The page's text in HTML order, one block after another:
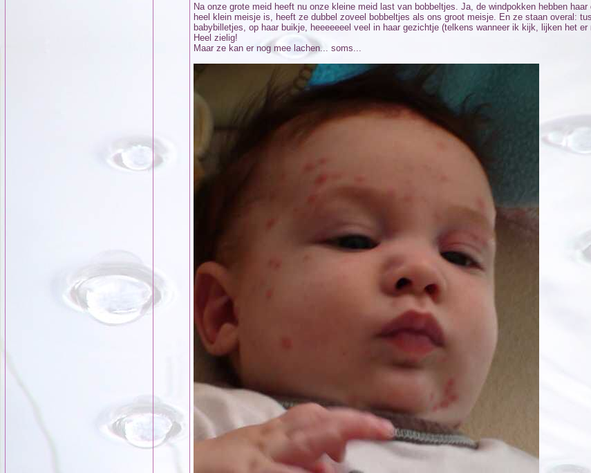
Na onze grote meid heeft nu onze kleine meid last van bobbeltjes. Ja, de windpokken hebben
heel klein meisje is, heeft ze dubbel zoveel bobbeltjes als ons groot meisje. En ze staan overal:
babybilletjes, op haar buikje, heeeeeeel veel in haar gezichtje (telkens wanneer ik kijk, lijken het er
Heel zielig!
Maar ze kan er nog mee lachen... soms...